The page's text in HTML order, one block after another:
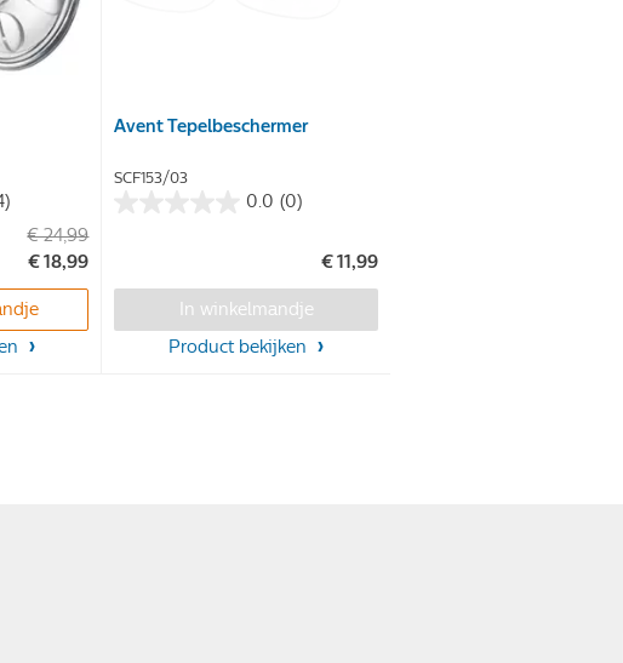
€ 24,99
€ 18,99
Avent Tepelbeschermer
SCF153/03
0.0 (0)
5
€ 11,99
In winkelmandje
Product bekijken